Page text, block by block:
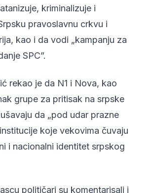
kriminalizuje i
pravoslavnu crkvu i
kao i da vodi „kampanju za
SPC”.
rekao je da N1 i Nova, kao
grupe za pritisak na srpske
da „pod udar prazne
koje vekovima čuvaju
i nacionalni identitet srpskog
političari su komentarisali i